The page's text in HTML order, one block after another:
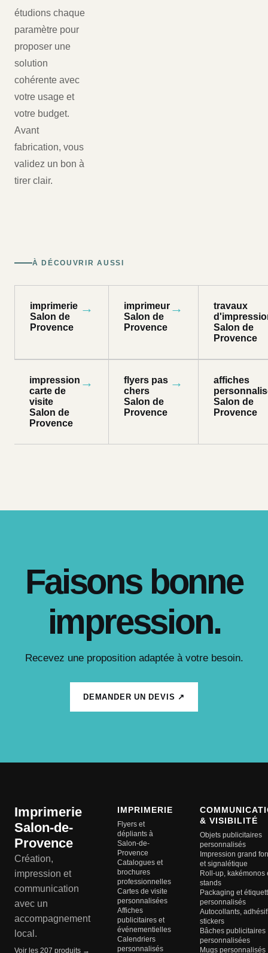
étudions chaque
paramètre pour
proposer une
solution
cohérente avec
votre usage et
votre budget.
Avant
fabrication, vous
validez un bon à
tirer clair.
À DÉCOUVRIR AUSSI
imprimerie
Salon de
Provence
→
imprimeur
Salon de
Provence
→
travaux
Salon de
Provence
impression
carte de
visite
Salon de
Provence
→
flyers pas
chers
Salon de
Provence
→
affiches
Salon de
Provence
Faisons bonne
impression.
Recevez une proposition adaptée à votre besoin.
DEMANDER UN DEVIS ↗
Imprimerie
Salon-de-
Provence
Création,
impression et
communication
avec un
accompagnement
local.
Voir les 207 produits →
IMPRIMERIE
Flyers et
dépliants à
Salon-de-
Provence
Catalogues et
brochures
professionnelles
Cartes de visite
personnalisées
Affiches
publicitaires et
événementielles
Calendriers
personnalisés
& VISIBILITÉ
Objets publicitaires
personnalisés
Impression grand
et signalétique
Roll-up, kakémonos
stands
Packaging et
personnalisés
Autocollants,
stickers
Bâches publicitaires
personnalisées
Mugs personnalisés